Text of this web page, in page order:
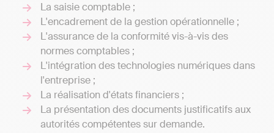
La saisie comptable ;
L'encadrement de la gestion opérationnelle ;
L'assurance de la conformité vis-à-vis des
normes comptables ;
L'intégration des technologies numériques dans
l'entreprise ;
La réalisation d'états financiers ;
La présentation des documents justificatifs aux
autorités compétentes sur demande.